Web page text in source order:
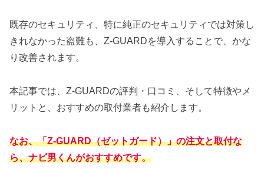
既存のセキュリティ、特に純正のセキュリティでは対策し
きれなかった盗難も、Z-GUARDを導入することで、かな
り改善されます。
本記事では、Z-GUARDの評判・口コミ、そして特徴やメ
リットと、おすすめの取付業者も紹介します。
なお、「Z-GUARD（ゼットガード）」の注文と取付な
ら、ナビ男くんがおすすめです。